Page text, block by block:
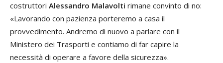
costruttori Alessandro Malavolti rimane convinto di no:
«Lavorando con pazienza porteremo a casa il
provvedimento. Andremo di nuovo a parlare con il
Ministero dei Trasporti e contiamo di far capire la
necessità di operare a favore della sicurezza».